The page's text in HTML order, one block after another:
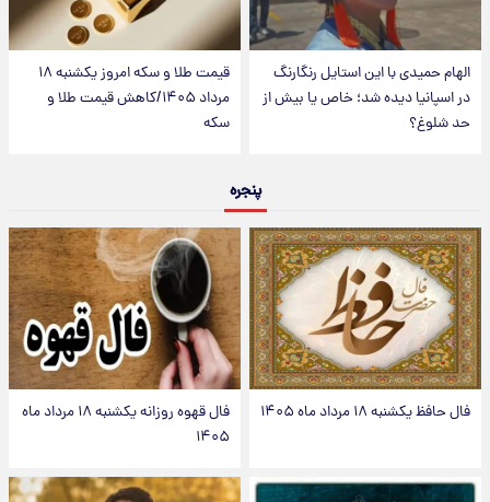
الهام حمیدی با این استایل رنگارنگ
در اسپانیا دیده شد؛ خاص یا بیش از
حد شلوغ؟
قیمت طلا و سکه امروز یکشنبه ۱۸
مرداد ۱۴۰۵/کاهش قیمت طلا و
سکه
پنجره
فال حافظ یکشنبه ۱۸ مرداد ماه ۱۴۰۵
فال قهوه روزانه یکشنبه ۱۸ مرداد ماه
۱۴۰۵